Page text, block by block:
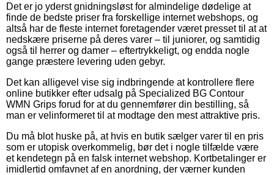
Det er jo yderst gnidningsløst for almindelige dødelige at
finde de bedste priser fra forskellige internet webshops, og
altså har de fleste internet foretagender været presset til at at
nedskære priserne på deres varer – til juniorer, og samtidig
også til herrer og damer – eftertrykkeligt, og endda nogle
gange præstere levering uden gebyr.
Det kan alligevel vise sig indbringende at kontrollere flere
online butikker efter udsalg på Specialized BG Contour
WMN Grips forud for at du gennemfører din bestilling, så
man er velinformeret til at modtage den mest attraktive pris.
Du må blot huske på, at hvis en butik sælger varer til en pris
som er utopisk overkommelig, bør det i nogle tilfælde være
et kendetegn på en falsk internet webshop. Kortbetalinger er
imidlertid omfavnet af en anordning, der værner kunden